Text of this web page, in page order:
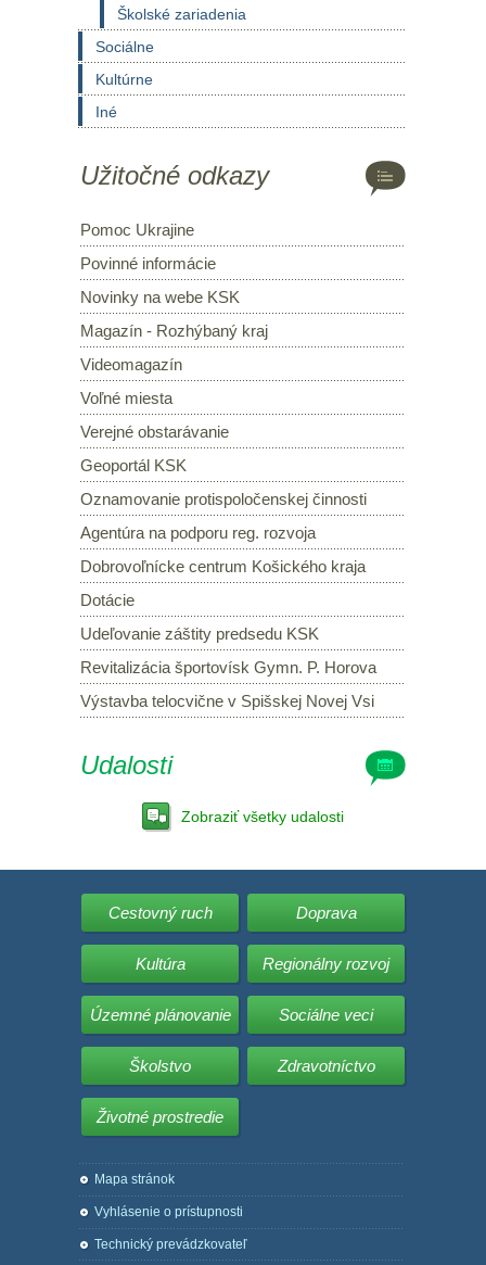
Školské zariadenia
Sociálne
Kultúrne
Iné
Užitočné odkazy
Pomoc Ukrajine
Povinné informácie
Novinky na webe KSK
Magazín - Rozhýbaný kraj
Videomagazín
Voľné miesta
Verejné obstarávanie
Geoportál KSK
Oznamovanie protispoločenskej činnosti
Agentúra na podporu reg. rozvoja
Dobrovoľnícke centrum Košického kraja
Dotácie
Udeľovanie záštity predsedu KSK
Revitalizácia športovísk Gymn. P. Horova
Výstavba telocvične v Spišskej Novej Vsi
Udalosti
Zobraziť všetky udalosti
Cestovný ruch Doprava
Kultúra Regionálny rozvoj
Územné plánovanie Sociálne veci
Školstvo Zdravotníctvo
Životné prostredie
Mapa stránok
Vyhlásenie o prístupnosti
Technický prevádzkovateľ